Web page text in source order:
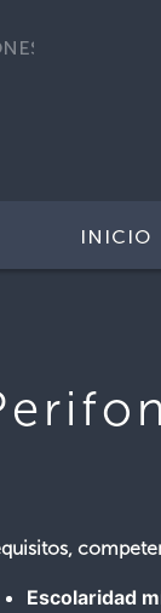
INICIO
Escolaridad